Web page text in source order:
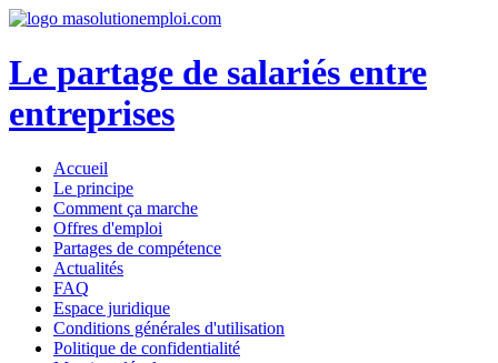
Le partage de salariés entre
entreprises
Accueil
Le principe
Comment ça marche
Offres d'emploi
Partages de compétence
Actualités
FAQ
Espace juridique
Conditions générales d'utilisation
Politique de confidentialité